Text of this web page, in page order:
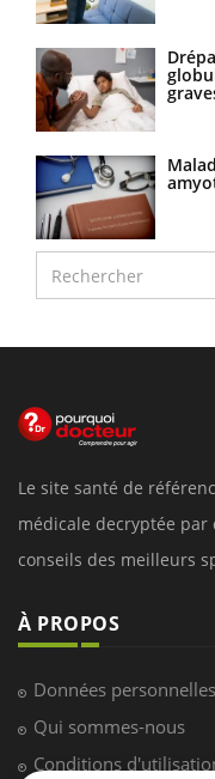
Le site santé de
médicale decryptée par
conseils des meilleurs
À PROPOS
Données
Qui sommes-nous
Conditions